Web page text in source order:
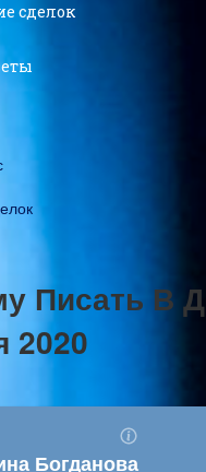
сделок
Писать В
2020